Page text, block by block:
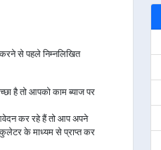
से पहले निम्नलिखित
है तो आपको काम ब्याज पर
कर रहे हैं तो आप अपने
के माध्यम से प्राप्त कर